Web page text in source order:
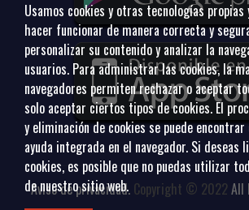
Aviso de privacidad. Copyright © 2022 All
Usamos cookies y otras tecnologías
hacer funcionar de manera correcta y
personalizar su contenido y analizar la
usuarios. Para administrar las cookies, la
navegadores permiten rechazar o aceptar
solo aceptar ciertos tipos de cookies. El
y eliminación de cookies se puede
ayuda integrada en el navegador. Si
cookies, es posible que no puedas utilizar
de nuestro sitio web.